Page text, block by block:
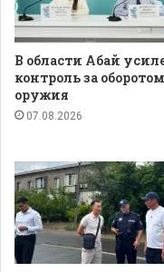
В области Абай
контроль за оборотом
оружия
07.08.2026